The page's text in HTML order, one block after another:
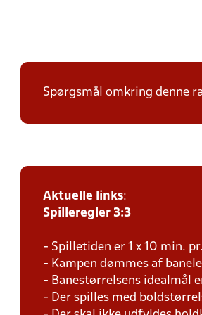
Spørgsmål omkring denne
Aktuelle links:
Spilleregler 3:3
- Spilletiden er 1 x 10 min.
- Kampen dømmes af
- Banestørrelsens idealmål
- Der spilles med